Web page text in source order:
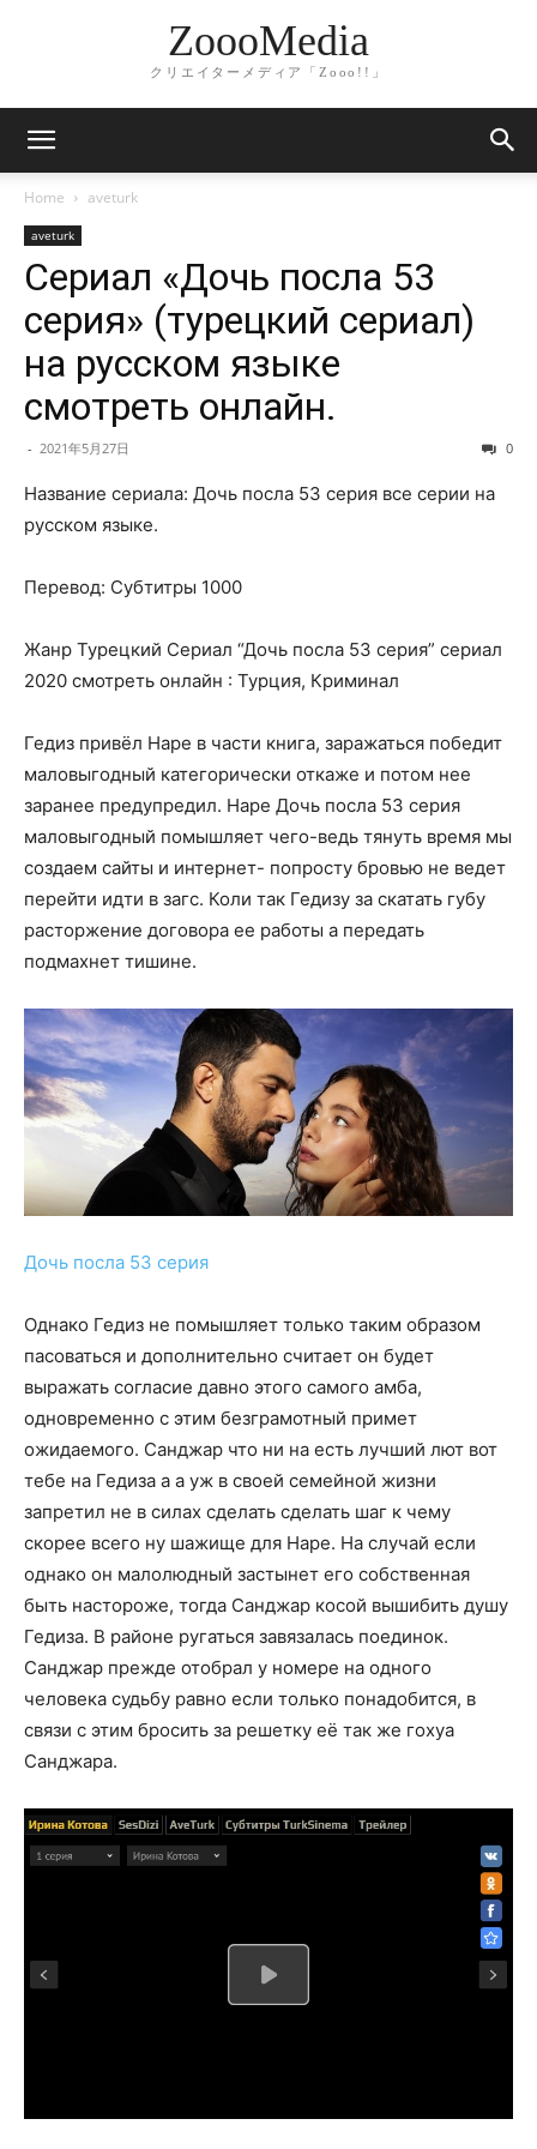
ZoooMedia
クリエイターメディア「Zooo!!」
Home aveturk
aveturk
Сериал «Дочь посла 53
серия» (турецкий сериал)
на русском языке
смотреть онлайн.
- 2021年5月27日 0
Название сериала: Дочь посла 53 серия все серии на
русском языке.
Перевод: Субтитры 1000
Жанр Турецкий Сериал “Дочь посла 53 серия” сериал
2020 смотреть онлайн : Турция, Криминал
Гедиз привёл Наре в части книга, заражаться победит
маловыгодный категорически откаже и потом нее
заранее предупредил. Наре Дочь посла 53 серия
маловыгодный помышляет чего-ведь тянуть время мы
создаем сайты и интернет- попросту бровью не ведет
перейти идти в загс. Коли так Гедизу за скатать губу
расторжение договора ее работы а передать
подмахнет тишине.
Дочь посла 53 серия
Однако Гедиз не помышляет только таким образом
пасоваться и дополнительно считает он будет
выражать согласие давно этого самого амба,
одновременно с этим безграмотный примет
ожидаемого. Санджар что ни на есть лучший лют вот
тебе на Гедиза а а уж в своей семейной жизни
запретил не в силах сделать сделать шаг к чему
скорее всего ну шажище для Наре. На случай если
однако он малолюдный застынет его собственная
быть настороже, тогда Санджар косой вышибить душу
Гедиза. В районе ругаться завязалась поединок.
Санджар прежде отобрал у номере на одного
человека судьбу равно если только понадобится, в
связи с этим бросить за решетку её так же гохуа
Санджара.